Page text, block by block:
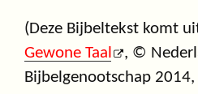
(Deze Bijbeltekst komt
Gewone Taal
, ©
Bijbelgenootschap